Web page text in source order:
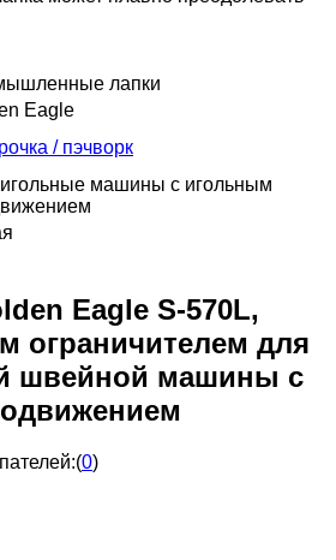
лапки
Eagle
/ пэчворк
машины с игольным
Eagle S-570L,
ограничителем для
швейной машины с
(0)